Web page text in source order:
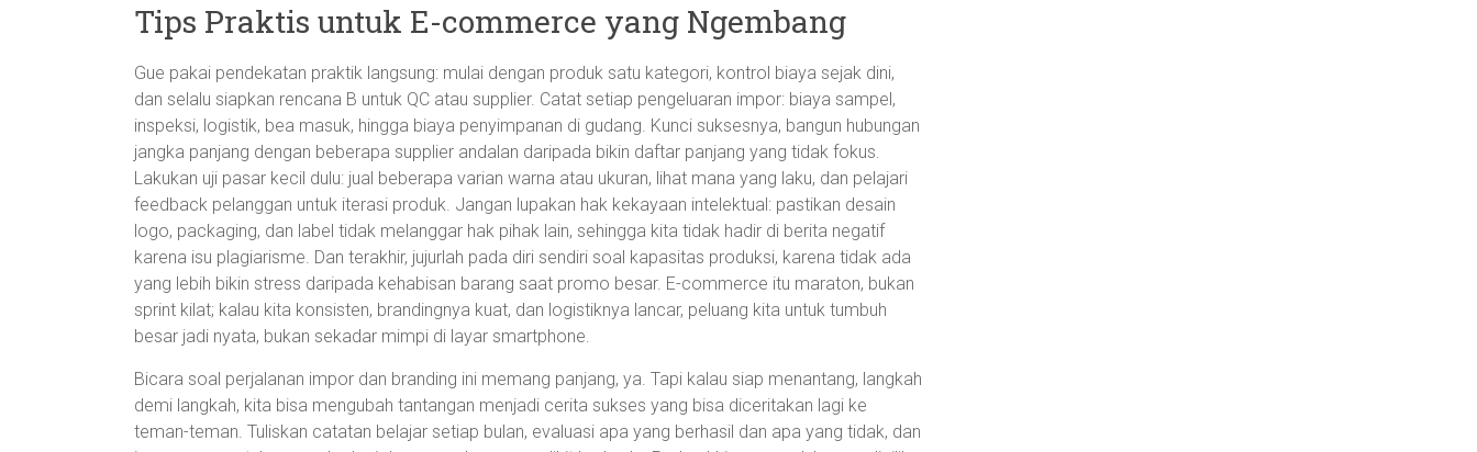
Tips Praktis untuk E-commerce yang Ngembang
Gue pakai pendekatan praktik langsung: mulai dengan produk satu kategori, kontrol biaya sejak dini,
dan selalu siapkan rencana B untuk QC atau supplier. Catat setiap pengeluaran impor: biaya sampel,
inspeksi, logistik, bea masuk, hingga biaya penyimpanan di gudang. Kunci suksesnya, bangun hubungan
jangka panjang dengan beberapa supplier andalan daripada bikin daftar panjang yang tidak fokus.
Lakukan uji pasar kecil dulu: jual beberapa varian warna atau ukuran, lihat mana yang laku, dan pelajari
feedback pelanggan untuk iterasi produk. Jangan lupakan hak kekayaan intelektual: pastikan desain
logo, packaging, dan label tidak melanggar hak pihak lain, sehingga kita tidak hadir di berita negatif
karena isu plagiarisme. Dan terakhir, jujurlah pada diri sendiri soal kapasitas produksi, karena tidak ada
yang lebih bikin stress daripada kehabisan barang saat promo besar. E-commerce itu maraton, bukan
sprint kilat; kalau kita konsisten, brandingnya kuat, dan logistiknya lancar, peluang kita untuk tumbuh
besar jadi nyata, bukan sekadar mimpi di layar smartphone.
Bicara soal perjalanan impor dan branding ini memang panjang, ya. Tapi kalau siap menantang, langkah
demi langkah, kita bisa mengubah tantangan menjadi cerita sukses yang bisa diceritakan lagi ke
teman-teman. Tuliskan catatan belajar setiap bulan, evaluasi apa yang berhasil dan apa yang tidak, dan